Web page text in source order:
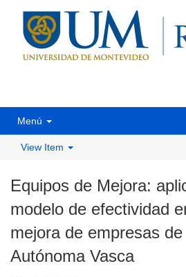
Menú
View Item
Equipos de Mejora:
modelo de efectividad
mejora de empresas
Autónoma Vasca